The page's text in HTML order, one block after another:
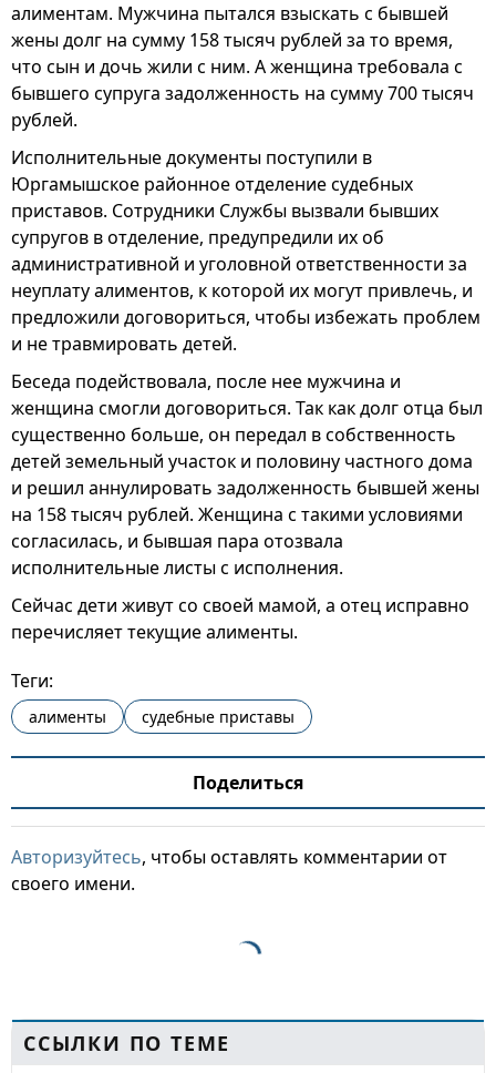
алиментам. Мужчина пытался взыскать с бывшей
жены долг на сумму 158 тысяч рублей за то время,
что сын и дочь жили с ним. А женщина требовала с
бывшего супруга задолженность на сумму 700 тысяч
рублей.
Исполнительные документы поступили в
Юргамышское районное отделение судебных
приставов. Сотрудники Службы вызвали бывших
супругов в отделение, предупредили их об
административной и уголовной ответственности за
неуплату алиментов, к которой их могут привлечь, и
предложили договориться, чтобы избежать проблем
и не травмировать детей.
Беседа подействовала, после нее мужчина и
женщина смогли договориться. Так как долг отца был
существенно больше, он передал в собственность
детей земельный участок и половину частного дома
и решил аннулировать задолженность бывшей жены
на 158 тысяч рублей. Женщина с такими условиями
согласилась, и бывшая пара отозвала
исполнительные листы с исполнения.
Сейчас дети живут со своей мамой, а отец исправно
перечисляет текущие алименты.
Теги:
алименты судебные приставы
Поделиться
Авторизуйтесь, чтобы оставлять комментарии от
своего имени.
ССЫЛКИ ПО ТЕМЕ